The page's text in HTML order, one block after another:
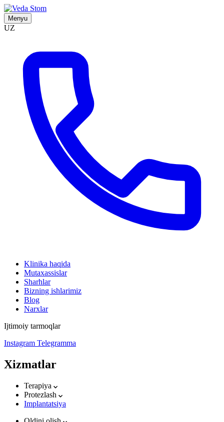
Menyu
UZ
Klinika haqida
Mutaxassislar
Sharhlar
Bizning ishlarimiz
Blog
Narxlar
Ijtimoiy tarmoqlar
Instagram Telegramma
Xizmatlar
Terapiya
Protezlash
Implantatsiya